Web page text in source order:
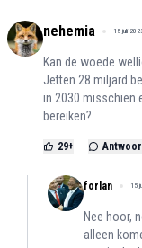
nehemia 15 juli
Kan de woede
Jetten 28 miljard
in 2030 misschien
bereiken?
29+
forlan 15
Nee hoor,
alleen